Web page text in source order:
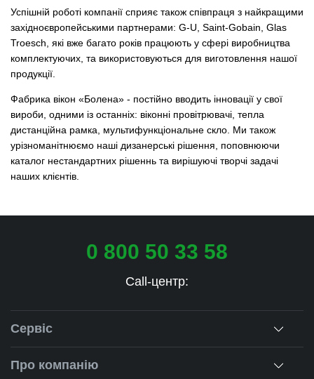
Успішній роботі компанії сприяє також співпраця з найкращими
західноєвропейськими партнерами: G-U, Saint-Gobain, Glas
Troesch, які вже багато років працюють у сфері виробництва
комплектуючих, та використовуються для виготовлення нашої
продукції.
Фабрика вікон «Болена» - постійно вводить інновації у свої
вироби, одними із останніх: віконні провітрювачі, тепла
дистанційна рамка, мультифункціональне скло. Ми також
урізноманітнюємо наші дизанерські рішення, поповнюючи
каталог нестандартних рішеннь та вирішуючі творчі задачі
наших клієнтів.
0 800 50 33 58
Call-центр:
Сервіс
Консультація
Про компанію